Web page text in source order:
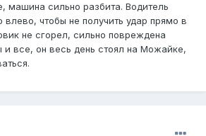
машина сильно разбита. Водитель
влево, чтобы не получить удар прямо в
не сгорел, сильно повреждена
и все, он весь день стоял на Можайке,